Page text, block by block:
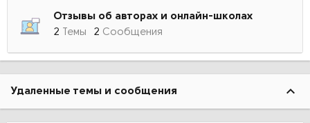
Отзывы об авторах и онлайн-школах
2 Темы 2 Сообщения
Удаленные темы и сообщения